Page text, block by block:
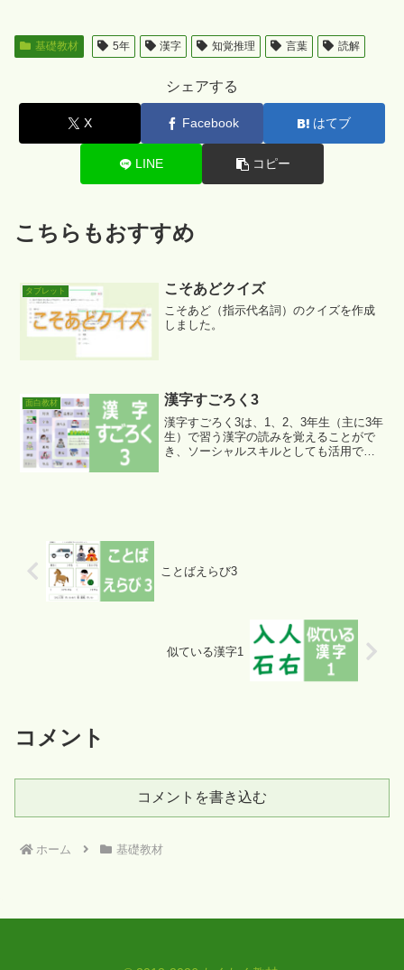
基礎教材 5年 漢字 知覚推理 言葉 読解
シェアする
X Facebook はてブ
LINE コピー
こちらもおすすめ
タブレット こそあどクイズ
こそあど（指示代名詞）のクイズを作成
しました。
面白教材 漢字すごろく3
漢字すごろく3は、1、2、3年生（主に3年
生）で習う漢字の読みを覚えることがで
き、ソーシャルスキルとしても活用でき
ことばえらび3
似ている漢字1
コメント
コメントを書き込む
ホーム 基礎教材